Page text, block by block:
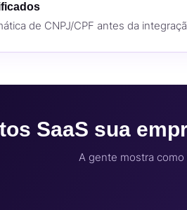
de CNPJ/CPF antes da
SaaS sua
A gente mostra